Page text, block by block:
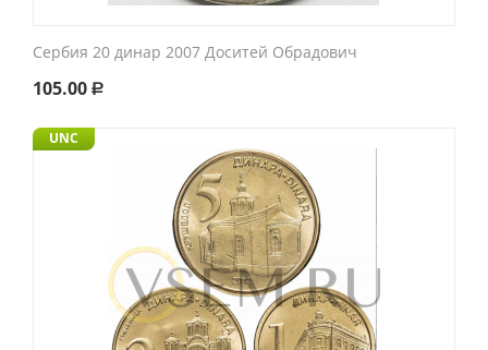
Сербия 20 динар 2007 Доситей Обрадович
105.00 Р
UNC